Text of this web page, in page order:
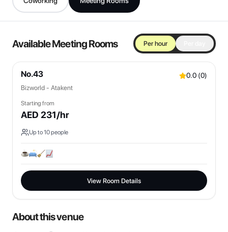
Available Meeting Rooms Per hour
No.43 0.0 (0)
Bizworld - Atakent
Starting from
AED 231/hr
Up to10people
View Room Details
About this venue